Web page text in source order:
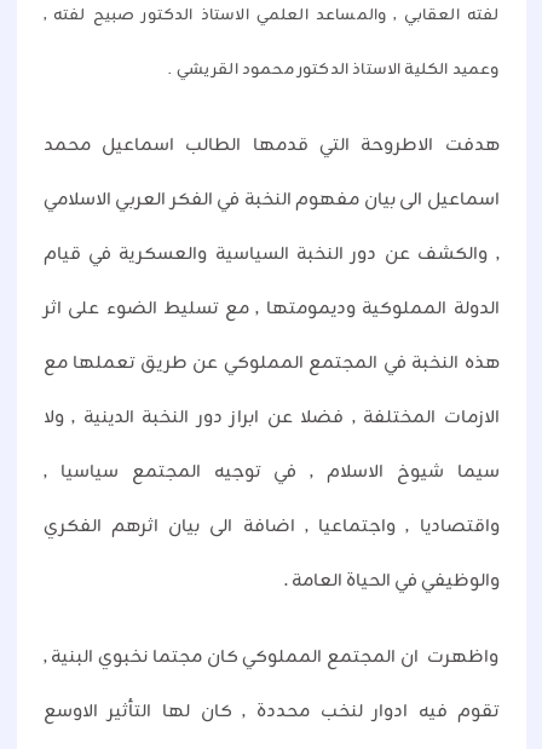
لفته العقابي , والمساعد العلمي الاستاذ الدكتور صبيح لفته ,
وعميد الكلية الاستاذ الدكتور محمود القريشي .
هدفت الاطروحة التي قدمها الطالب اسماعيل محمد
اسماعيل الى بيان مفهوم النخبة في الفكر العربي الاسلامي
, والكشف عن دور النخبة السياسية والعسكرية في قيام
الدولة المملوكية وديمومتها , مع تسليط الضوء على اثر
هذه النخبة في المجتمع المملوكي عن طريق تعملها مع
الازمات المختلفة , فضلا عن ابراز دور النخبة الدينية , ولا
سيما شيوخ الاسلام , في توجيه المجتمع سياسيا ,
واقتصاديا , واجتماعيا , اضافة الى بيان اثرهم الفكري
والوظيفي في الحياة العامة .
واظهرت ان المجتمع المملوكي كان مجتما نخبوي البنية ,
تقوم فيه ادوار لنخب محددة , كان لها التأثير الاوسع